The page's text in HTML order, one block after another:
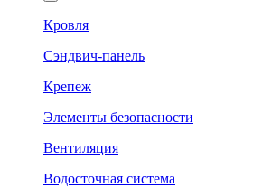
Кровля
Сэндвич-панель
Крепеж
Элементы безопасности
Вентиляция
Водосточная система